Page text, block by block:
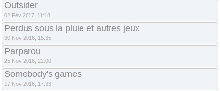
Outsider
02 Fév 2017, 11:18
Perdus sous la pluie et autres jeux
30 Nov 2016, 15:35
Parparou
25 Nov 2016, 22:00
Somebody's games
17 Nov 2016, 17:33